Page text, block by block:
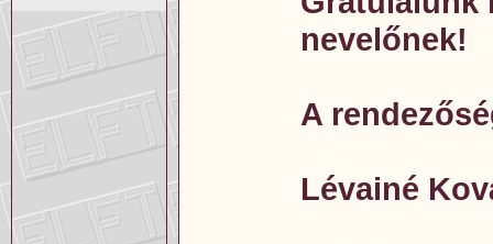
nevelőnek!
A
Lévainé